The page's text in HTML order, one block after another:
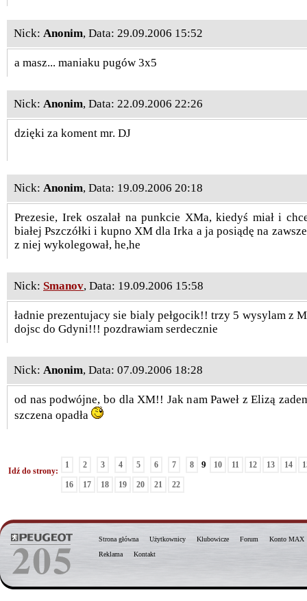
Nick: Anonim, Data: 29.09.2006 15:52
a masz... maniaku pugów 3x5
Nick: Anonim, Data: 22.09.2006 22:26
dzięki za koment mr. DJ
Nick: Anonim, Data: 19.09.2006 20:18
Prezesie, Irek oszalał na punkcie XMa, kiedyś miał i
białej Pszczółki i kupno XM dla Irka a ja posiądę na
z niej wykolegował, he,he
Nick: Smanov, Data: 19.09.2006 15:58
ładnie prezentujacy sie bialy pełgocik!! trzy 5 wysylam z
dojsc do Gdyni!!! pozdrawiam serdecznie
Nick: Anonim, Data: 07.09.2006 18:28
od nas podwójne, bo dla XM!! Jak nam Paweł z Elizą
szczena opadła
Idź do strony:
1 2 3 4 5 6 7 8 9 10 11 12 13 14
16 17 18 19 20 21 22
Strona główna Użytkownicy Klubowicze Forum
Konto MAX
Reklama
Kontakt